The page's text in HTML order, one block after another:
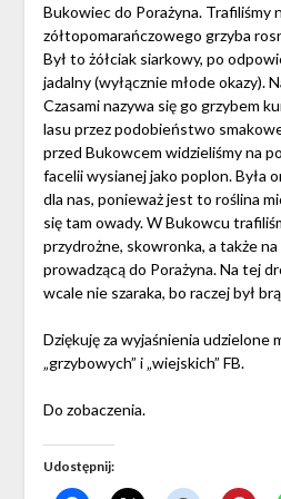
Bukowiec do Porażyna. Trafiliśmy
zółtopomarańczowego grzyba
Był to żółciak siarkowy, po
jadalny (wyłącznie młode okazy).
Czasami nazywa się go grzybem
lasu przez podobieństwo
przed Bukowcem widzieliśmy na
facelii wysianej jako poplon. Była
dla nas, ponieważ jest to roślina
się tam owady. W Bukowcu
przydrożne, skowronka, a także na
prowadzącą do Porażyna. Na tej
wcale nie szaraka, bo raczej był
Dziękuję za wyjaśnienia udzielone
„grzybowych” i „wiejskich” FB.
Do zobaczenia.
Udostępnij: